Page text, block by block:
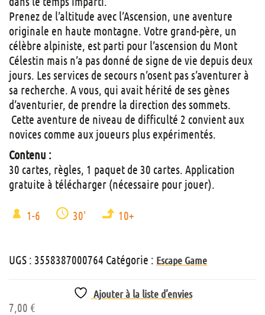
Prenez de l’altitude avec l’Ascension, une aventure
originale en haute montagne. Votre grand-père, un
célèbre alpiniste, est parti pour l’ascension du Mont
Célestin mais n’a pas donné de signe de vie depuis deux
jours. Les services de secours n’osent pas s’aventurer à
sa recherche. A vous, qui avait hérité de ses gènes
d’aventurier, de prendre la direction des sommets.
Cette aventure de niveau de difficulté 2 convient aux
novices comme aux joueurs plus expérimentés.
Contenu :
30 cartes, règles, 1 paquet de 30 cartes. Application
gratuite à télécharger (nécessaire pour jouer).
1-6 30' 10+
UGS : 3558387000764 Catégorie : Escape Game
Ajouter à la liste d’envies
7,00 €